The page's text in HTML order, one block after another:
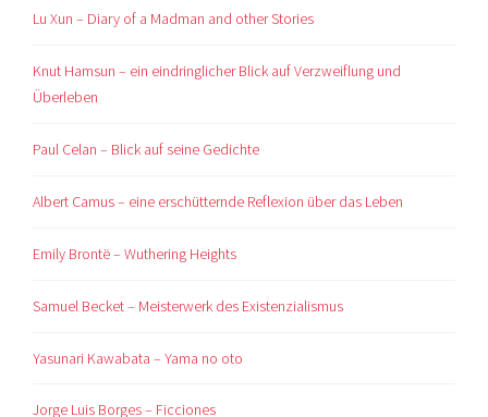
Lu Xun – Diary of a Madman and other Stories
Knut Hamsun – ein eindringlicher Blick auf Verzweiflung und
Überleben
Paul Celan – Blick auf seine Gedichte
Albert Camus – eine erschütternde Reflexion über das Leben
Emily Brontë – Wuthering Heights
Samuel Becket – Meisterwerk des Existenzialismus
Yasunari Kawabata – Yama no oto
Jorge Luis Borges – Ficciones